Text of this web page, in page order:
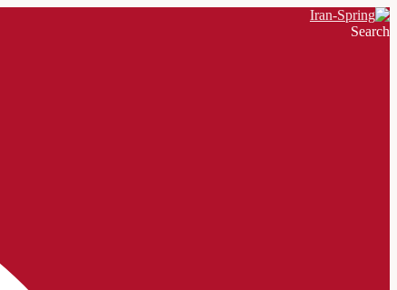
Search